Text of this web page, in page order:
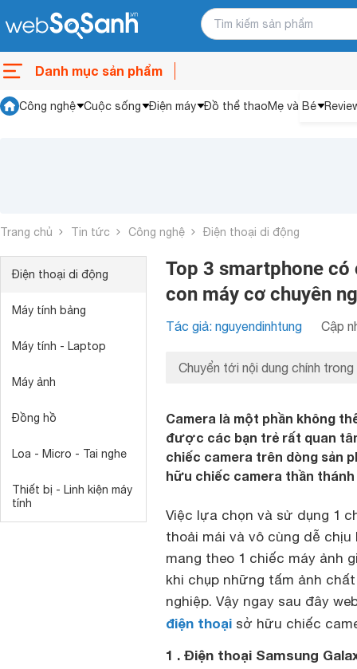
Danh mục sản phẩm
Công nghệ Cuộc sống Điện máy Đồ thể thaoMẹ và Bé
Trang chủ Tin tức Công nghệ Điện thoại di động
Điện thoại di động
Máy tính bảng
Máy tính - Laptop
Máy ảnh
Đồng hồ
Loa - Micro - Tai nghe
Thiết bị - Linh kiện máy
tính
Top 3 smartphone có
con máy cơ chuyên
Tác giả: nguyendinhtung Cập
Chuyển tới nội dung chính trong
Camera là một phần không
được các bạn trẻ rất quan
chiếc camera trên dòng sản
hữu chiếc camera thần
Việc lựa chọn và sử dụng 1
thoải mái và vô cùng dễ
mang theo 1 chiếc máy ảnh
khi chụp những tấm ảnh
nghiệp. Vậy ngay sau đây
điện thoại sở hữu chiếc
1 . Điện thoại Samsung